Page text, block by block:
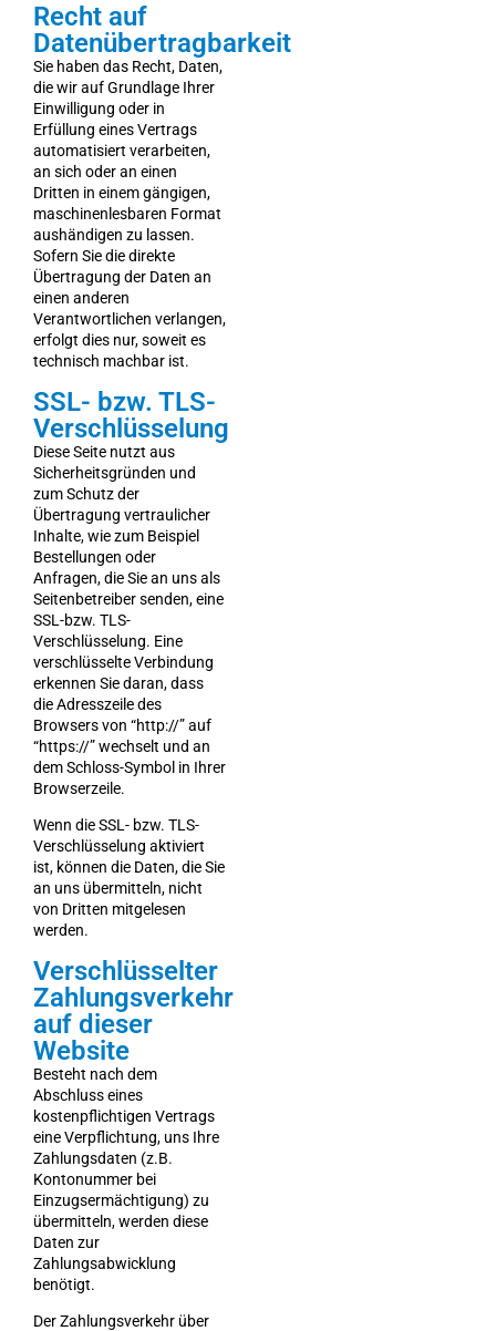
Recht auf
Datenübertragbarkeit
Sie haben das Recht, Daten,
die wir auf Grundlage Ihrer
Einwilligung oder in
Erfüllung eines Vertrags
automatisiert verarbeiten,
an sich oder an einen
Dritten in einem gängigen,
maschinenlesbaren Format
aushändigen zu lassen.
Sofern Sie die direkte
Übertragung der Daten an
einen anderen
Verantwortlichen verlangen,
erfolgt dies nur, soweit es
technisch machbar ist.
SSL- bzw. TLS-
Verschlüsselung
Diese Seite nutzt aus
Sicherheitsgründen und
zum Schutz der
Übertragung vertraulicher
Inhalte, wie zum Beispiel
Bestellungen oder
Anfragen, die Sie an uns als
Seitenbetreiber senden, eine
SSL-bzw. TLS-
Verschlüsselung. Eine
verschlüsselte Verbindung
erkennen Sie daran, dass
die Adresszeile des
Browsers von “http://” auf
“https://” wechselt und an
dem Schloss-Symbol in Ihrer
Browserzeile.
Wenn die SSL- bzw. TLS-
Verschlüsselung aktiviert
ist, können die Daten, die Sie
an uns übermitteln, nicht
von Dritten mitgelesen
werden.
Verschlüsselter
Zahlungsverkehr
auf dieser
Website
Besteht nach dem
Abschluss eines
kostenpflichtigen Vertrags
eine Verpflichtung, uns Ihre
Zahlungsdaten (z.B.
Kontonummer bei
Einzugsermächtigung) zu
übermitteln, werden diese
Daten zur
Zahlungsabwicklung
benötigt.
Der Zahlungsverkehr über